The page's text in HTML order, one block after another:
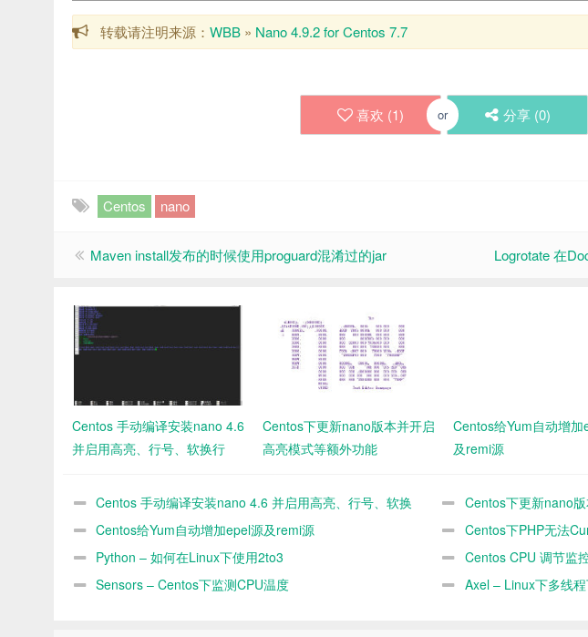
转载请注明来源： WBB » Nano 4.9.2 for Centos 7.7
喜欢 (1) or 分享 (0)
Centos nano
Maven install发布的时候使用proguard混淆过的jar Logrotate 在
Centos 手动编译安装nano 4.6
并启用高亮、行号、软换行
Centos下更新nano版本并开启
高亮模式等额外功能
Centos给Yum自动增加
及remi源
Centos 手动编译安装nano 4.6 并启用高亮、行号、软换
行
Centos下更新nano
Centos给Yum自动增加epel源及remi源
Centos下PHP无法
Python – 如何在Linux下使用2to3
Centos CPU 调节监
Sensors – Centos下监测CPU温度
Axel – Linux下多线